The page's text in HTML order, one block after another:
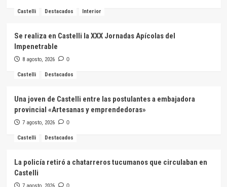
Castelli Destacados Interior
Se realiza en Castelli la XXX Jornadas Apícolas del
Impenetrable
8 agosto, 2026 0
Castelli Destacados
Una joven de Castelli entre las postulantes a embajadora
provincial «Artesanas y emprendedoras»
7 agosto, 2026 0
Castelli Destacados
La policía retiró a chatarreros tucumanos que circulaban en
Castelli
0